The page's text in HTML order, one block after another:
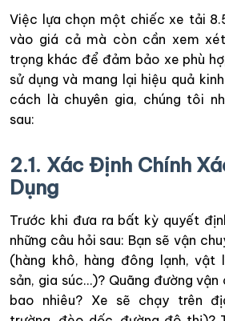
Việc lựa chọn một chiếc xe tải
vào giá cả mà còn cần xem
trọng khác để đảm bảo xe phù
sử dụng và mang lại hiệu quả
cách là chuyên gia, chúng tôi
sau:
2.1. Xác Định Chính
Dụng
Trước khi đưa ra bất kỳ quyết
những câu hỏi sau: Bạn sẽ vận
(hàng khô, hàng đông lạnh, vật
sản, gia súc…)? Quãng đường vận
bao nhiêu? Xe sẽ chạy trên